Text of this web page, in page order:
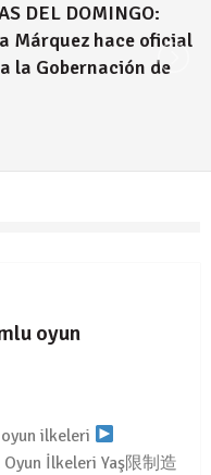
DEL
la puja por las
oyun
ilkeleri
İlkeleri Yaş限制造